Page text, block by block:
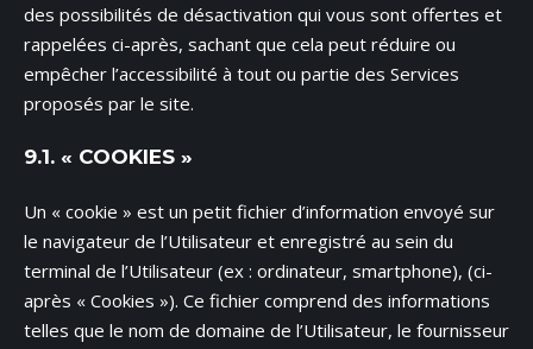
des possibilités de désactivation qui vous sont offertes et
rappelées ci-après, sachant que cela peut réduire ou
empêcher l’accessibilité à tout ou partie des Services
proposés par le site.
9.1. « COOKIES »
Un « cookie » est un petit fichier d’information envoyé sur
le navigateur de l’Utilisateur et enregistré au sein du
terminal de l’Utilisateur (ex : ordinateur, smartphone), (ci-
après « Cookies »). Ce fichier comprend des informations
telles que le nom de domaine de l’Utilisateur, le fournisseur